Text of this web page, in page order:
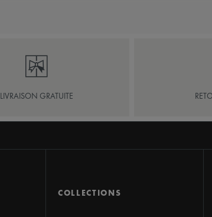
LIVRAISON GRATUITE
COLLECTIONS